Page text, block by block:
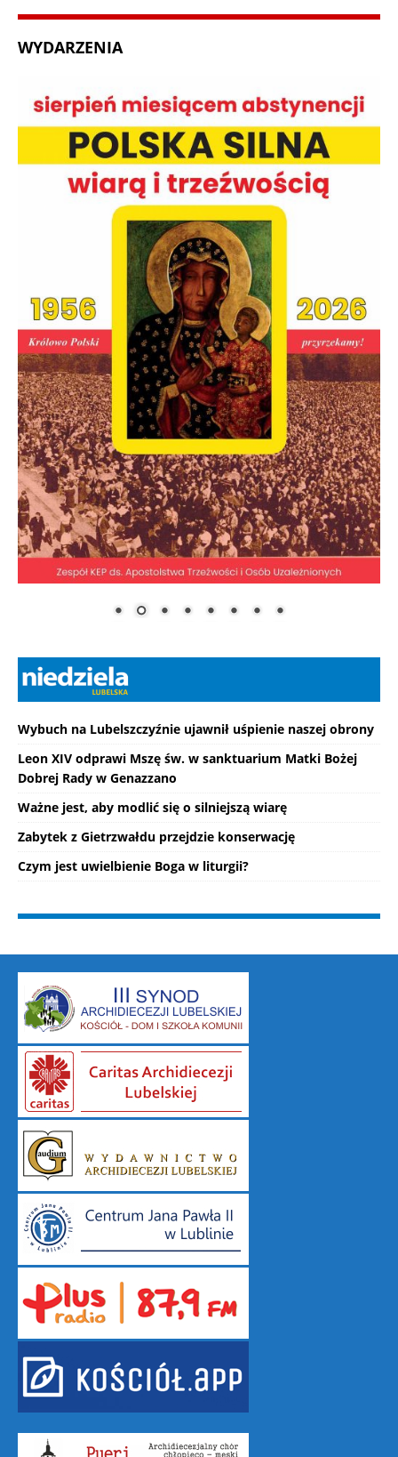
WYDARZENIA
Wybuch na Lubelszczyźnie ujawnił uśpienie naszej obrony
Leon XIV odprawi Mszę św. w sanktuarium Matki Bożej
Dobrej Rady w Genazzano
Ważne jest, aby modlić się o silniejszą wiarę
Zabytek z Gietrzwałdu przejdzie konserwację
Czym jest uwielbienie Boga w liturgii?